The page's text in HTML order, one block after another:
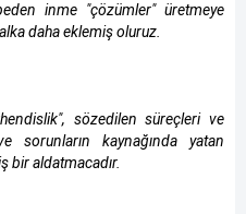
inme "çözümler" üretmeye
daha eklemiş oluruz.
sözedilen süreçleri ve
sorunların kaynağında yatan
bir aldatmacadır.